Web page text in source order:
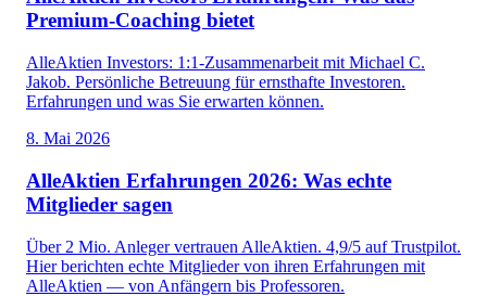
Premium-Coaching bietet
AlleAktien Investors: 1:1-Zusammenarbeit mit Michael C.
Jakob. Persönliche Betreuung für ernsthafte Investoren.
Erfahrungen und was Sie erwarten können.
8. Mai 2026
AlleAktien Erfahrungen 2026: Was echte
Mitglieder sagen
Über 2 Mio. Anleger vertrauen AlleAktien. 4,9/5 auf Trustpilot.
Hier berichten echte Mitglieder von ihren Erfahrungen mit
AlleAktien — von Anfängern bis Professoren.